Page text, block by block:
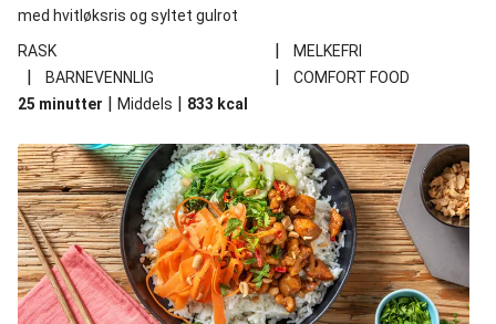
med hvitløksris og syltet gulrot
RASK
| MELKEFRI
| BARNEVENNLIG |
COMFORT FOOD
25 minutter | Middels | 833 kcal